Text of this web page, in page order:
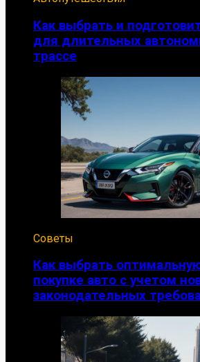
Как выбрать и
для длительных
трассе
Советы
Как выбрать
покупке авто с учетом
законодательных